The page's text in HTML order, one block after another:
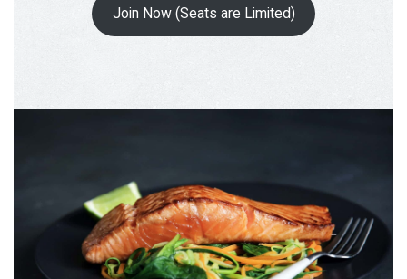
Join Now (Seats are Limited)